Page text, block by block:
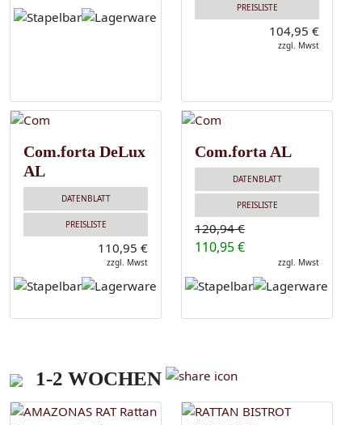
PREISLISTE
104,95 €
zzgl. Mwst
Com.forta DeLux
AL
DATENBLATT
PREISLISTE
110,95 €
zzgl. Mwst
Com.forta AL
DATENBLATT
PREISLISTE
120,94 €
110,95 €
zzgl. Mwst
1-2 WOCHEN